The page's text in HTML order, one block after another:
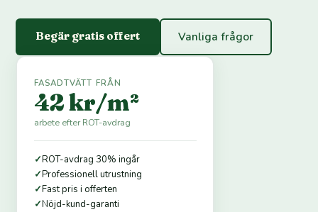
Begär gratis offert Vanliga frågor
FASADTVÄTT FRÅN
42 kr/m²
arbete efter ROT-avdrag
✓ROT-avdrag 30% ingår
✓Professionell utrustning
✓Fast pris i offerten
✓Nöjd-kund-garanti